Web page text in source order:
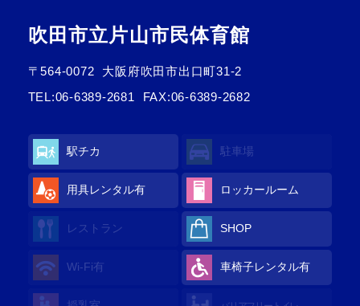
吹田市立片山市民体育館
〒564-0072
大阪府吹田市出口町31-2
TEL:06-6389-2681 FAX:06-6389-2682
駅チカ 駐車場
用具レンタル有 ロッカールーム
レストラン SHOP
Wi-Fi有 車椅子レンタル有